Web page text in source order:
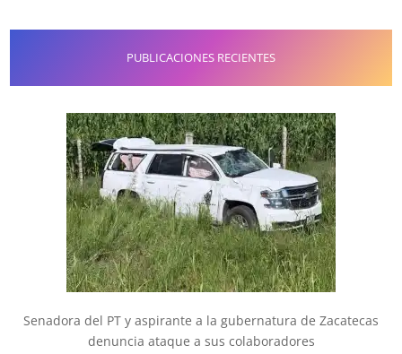
PUBLICACIONES RECIENTES
Senadora del PT y aspirante a la gubernatura de Zacatecas
denuncia ataque a sus colaboradores